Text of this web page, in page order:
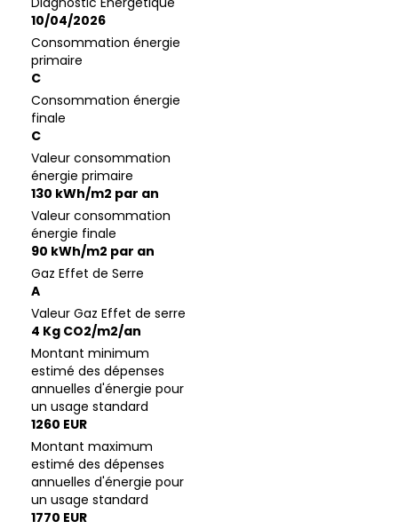
10/04/2026
Consommation énergie
primaire
C
Consommation énergie
finale
C
Valeur consommation
énergie primaire
130 kWh/m2 par an
Valeur consommation
énergie finale
90 kWh/m2 par an
Gaz Effet de Serre
A
Valeur Gaz Effet de serre
4 Kg CO2/m2/an
Montant minimum
estimé des dépenses
annuelles d'énergie pour
un usage standard
1260 EUR
Montant maximum
estimé des dépenses
annuelles d'énergie pour
un usage standard
1770 EUR